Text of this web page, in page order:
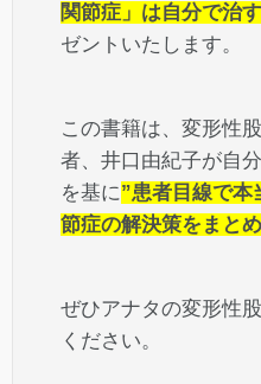
関節症」は自分で治
ゼントいたします。
この書籍は、変形性
者、井口由紀子が自
を基に”患者目線で本
節症の解決策をまと
ぜひアナタの変形性
ください。